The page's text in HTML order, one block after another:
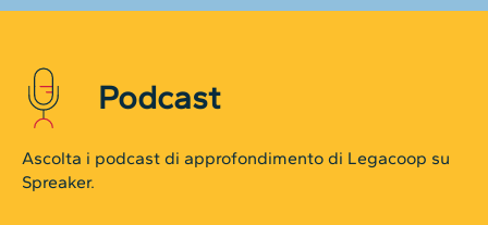
Podcast
Ascolta i podcast di approfondimento di Legacoop su
Spreaker.